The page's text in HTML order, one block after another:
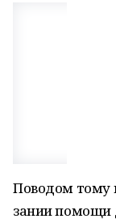
Поводом тому
зании помощи